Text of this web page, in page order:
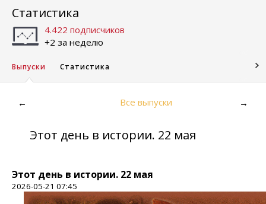
Статистика
4.422 подписчиков
+2 за неделю
Выпуски Статистика
← Все выпуски →
Этот день в истории. 22 мая
Этот день в истории. 22 мая
2026-05-21 07:45